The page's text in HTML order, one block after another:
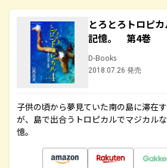
とろとろトロピ
記憶。 第4巻
D-Books
2018.07.26 発売
子供の頃から夢見ていた南の島に滞在
が、島で出合うトロピカルでマジカル
憶。